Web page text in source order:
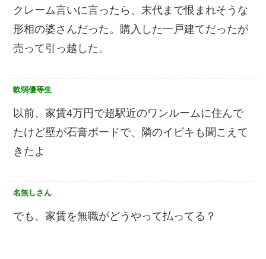
クレーム言いに言ったら、末代まで恨まれそうな
形相の婆さんだった。購入した一戸建てだったが
売って引っ越した。
軟弱優等生
以前、家賃4万円で超駅近のワンルームに住んで
たけど壁が石膏ボードで、隣のイビキも聞こえて
きたよ
名無しさん
でも、家賃を無職がどうやって払ってる？